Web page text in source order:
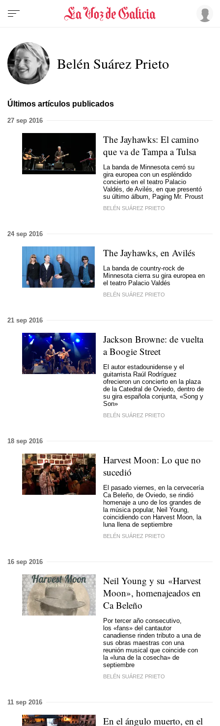
Belén Suárez Prieto
Últimos artículos publicados
27 sep 2016
The Jayhawks: El camino
que va de Tampa a Tulsa
La banda de Minnesota cerró su
gira europea con un espléndido
concierto en el teatro Palacio
Valdés, de Avilés, en que presentó
su último álbum, Paging Mr. Proust
BELÉN SUÁREZ PRIETO
24 sep 2016
The Jayhawks, en Avilés
La banda de country-rock de
Minnesota cierra su gira europea en
el teatro Palacio Valdés
BELÉN SUÁREZ PRIETO
21 sep 2016
Jackson Browne: de vuelta
a Boogie Street
El autor estadounidense y el
guitarrista Raúl Rodríguez
ofrecieron un concierto en la plaza
de la Catedral de Oviedo, dentro de
su gira española conjunta, «Song y
Son»
BELÉN SUÁREZ PRIETO
18 sep 2016
Harvest Moon: Lo que no
sucedió
El pasado viernes, en la cervecería
Ca Beleño, de Oviedo, se rindió
homenaje a uno de los grandes de
la música popular, Neil Young,
coincidiendo con Harvest Moon, la
luna llena de septiembre
BELÉN SUÁREZ PRIETO
16 sep 2016
Neil Young y su «Harvest
Moon», homenajeados en
Ca Beleño
Por tercer año consecutivo,
los «fans» del cantautor
canadiense rinden tributo a una de
sus obras maestras con una
reunión musical que coincide con
la «luna de la cosecha» de
septiembre
BELÉN SUÁREZ PRIETO
11 sep 2016
En el ángulo muerto, en el